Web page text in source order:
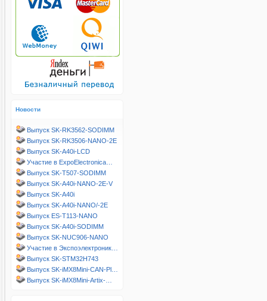
Новости
Выпуск SK-RK3562-SODIMM
Выпуск SK-RK3506-NANO-2E
Выпуск SK-A40i-LCD
Участие в ExpoElectronica…
Выпуск SK-T507-SODIMM
Выпуск SK-A40i-NANO-2E-V
Выпуск SK-A40i
Выпуск SK-A40i-NANO/-2E
Выпуск ES-T113-NANO
Выпуск SK-A40i-SODIMM
Выпуск SK-NUC906-NANO
Участие в Экспоэлектроник…
Выпуск SK-STM32H743
Выпуск SK-iMX8Mini-CAN-Pl…
Выпуск SK-iMX8Mini-Artix-…